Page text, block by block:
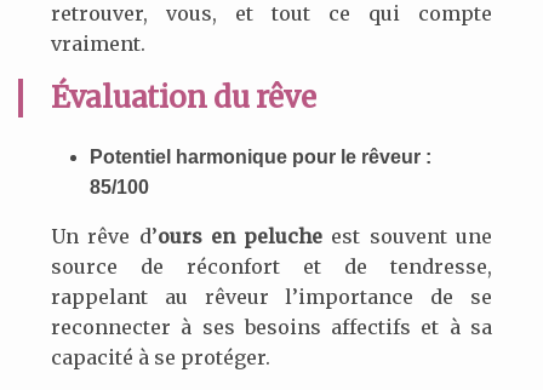
retrouver, vous, et tout ce qui compte
vraiment.
Évaluation du rêve
Potentiel harmonique pour le rêveur :
85/100
Un rêve d’ours en peluche est souvent une
source de réconfort et de tendresse,
rappelant au rêveur l’importance de se
reconnecter à ses besoins affectifs et à sa
capacité à se protéger.